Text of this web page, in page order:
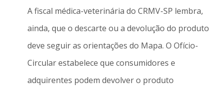
A fiscal médica-veterinária do CRMV-SP lembra,
ainda, que o descarte ou a devolução do produto
deve seguir as orientações do Mapa. O Ofício-
Circular estabelece que consumidores e
adquirentes podem devolver o produto